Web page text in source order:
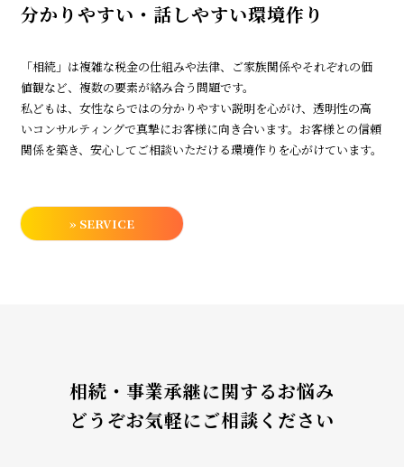
分かりやすい・話しやすい環境作り
「相続」は複雑な税金の仕組みや法律、ご家族関係やそれぞれの価
値観など、複数の要素が絡み合う問題です。
私どもは、女性ならではの分かりやすい説明を心がけ、透明性の高
いコンサルティングで真摯にお客様に向き合います。お客様との信頼
関係を築き、安心してご相談いただける環境作りを心がけています。
» SERVICE
相続・事業承継に関するお悩み
どうぞお気軽にご相談ください